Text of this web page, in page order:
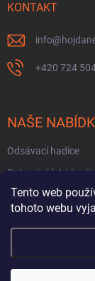
Tento web
tohoto webu
KONTAKT
info@
+420 724
NAŠE
Odsávací hadice
Potravinářské hadice
Fekální hadice
Hadice na PHM a